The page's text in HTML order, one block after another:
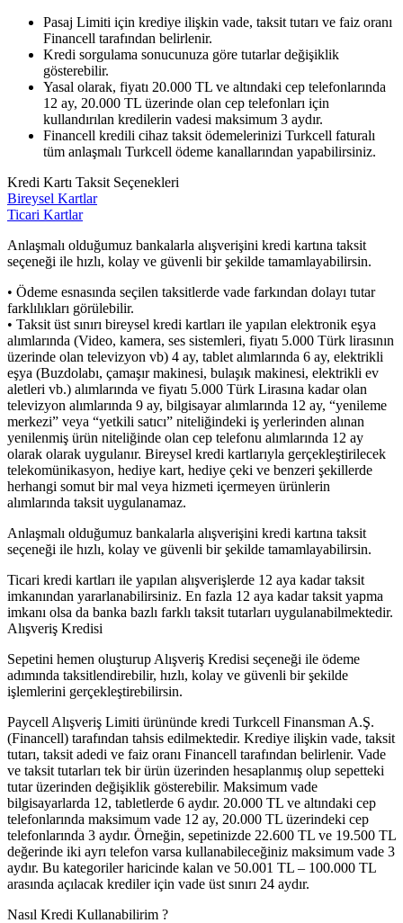
Pasaj Limiti için krediye ilişkin vade, taksit tutarı ve faiz oranı
Financell tarafından belirlenir.
Kredi sorgulama sonucunuza göre tutarlar değişiklik
gösterebilir.
Yasal olarak, fiyatı 20.000 TL ve altındaki cep telefonlarında
12 ay, 20.000 TL üzerinde olan cep telefonları için
kullandırılan kredilerin vadesi maksimum 3 aydır.
Financell kredili cihaz taksit ödemelerinizi Turkcell faturalı
tüm anlaşmalı Turkcell ödeme kanallarından yapabilirsiniz.
Kredi Kartı Taksit Seçenekleri
Bireysel Kartlar
Ticari Kartlar
Anlaşmalı olduğumuz bankalarla alışverişini kredi kartına taksit
seçeneği ile hızlı, kolay ve güvenli bir şekilde tamamlayabilirsin.
• Ödeme esnasında seçilen taksitlerde vade farkından dolayı tutar
farklılıkları görülebilir.
• Taksit üst sınırı bireysel kredi kartları ile yapılan elektronik eşya
alımlarında (Video, kamera, ses sistemleri, fiyatı 5.000 Türk lirasının
üzerinde olan televizyon vb) 4 ay, tablet alımlarında 6 ay, elektrikli
eşya (Buzdolabı, çamaşır makinesi, bulaşık makinesi, elektrikli ev
aletleri vb.) alımlarında ve fiyatı 5.000 Türk Lirasına kadar olan
televizyon alımlarında 9 ay, bilgisayar alımlarında 12 ay, “yenileme
merkezi” veya “yetkili satıcı” niteliğindeki iş yerlerinden alınan
yenilenmiş ürün niteliğinde olan cep telefonu alımlarında 12 ay
olarak olarak uygulanır. Bireysel kredi kartlarıyla gerçekleştirilecek
telekomünikasyon, hediye kart, hediye çeki ve benzeri şekillerde
herhangi somut bir mal veya hizmeti içermeyen ürünlerin
alımlarında taksit uygulanamaz.
Anlaşmalı olduğumuz bankalarla alışverişini kredi kartına taksit
seçeneği ile hızlı, kolay ve güvenli bir şekilde tamamlayabilirsin.
Ticari kredi kartları ile yapılan alışverişlerde 12 aya kadar taksit
imkanından yararlanabilirsiniz. En fazla 12 aya kadar taksit yapma
imkanı olsa da banka bazlı farklı taksit tutarları uygulanabilmektedir.
Alışveriş Kredisi
Sepetini hemen oluşturup Alışveriş Kredisi seçeneği ile ödeme
adımında taksitlendirebilir, hızlı, kolay ve güvenli bir şekilde
işlemlerini gerçekleştirebilirsin.
Paycell Alışveriş Limiti ürününde kredi Turkcell Finansman A.Ş.
(Financell) tarafından tahsis edilmektedir. Krediye ilişkin vade, taksit
tutarı, taksit adedi ve faiz oranı Financell tarafından belirlenir. Vade
ve taksit tutarları tek bir ürün üzerinden hesaplanmış olup sepetteki
tutar üzerinden değişiklik gösterebilir. Maksimum vade
bilgisayarlarda 12, tabletlerde 6 aydır. 20.000 TL ve altındaki cep
telefonlarında maksimum vade 12 ay, 20.000 TL üzerindeki cep
telefonlarında 3 aydır. Örneğin, sepetinizde 22.600 TL ve 19.500 TL
değerinde iki ayrı telefon varsa kullanabileceğiniz maksimum vade 3
aydır. Bu kategoriler haricinde kalan ve 50.001 TL – 100.000 TL
arasında açılacak krediler için vade üst sınırı 24 aydır.
Nasıl Kredi Kullanabilirim ?